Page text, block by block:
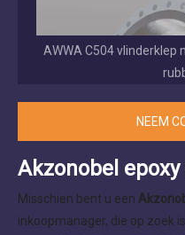
AWWA C504 vlinderklep
NEEM
Akzonobel
Misschien bent u een
inkoopmanager, die op zoek